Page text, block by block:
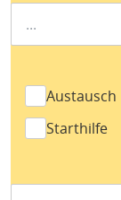
Austausch
Starthilfe